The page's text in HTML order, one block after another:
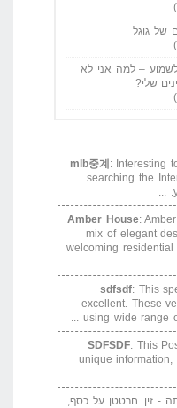
של גוגל
– למה אני לא
שלי?
mlb중계 : Interesting
searching the
Amber House:
mix of elegant
welcoming residential
sdfsdf: This
excellent. These
using wide range
SDFSDF: This
unique
- זין. חרטטן על כסף,